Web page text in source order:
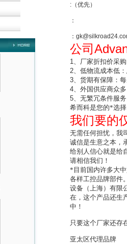
:（优先）
：
：
公司
1、厂家折扣价采
2、低物流成本低
3、货期有保障：
4、外国供应商众
5、无繁冗条件服
希而科是您的*选
我们要的
无需任何担忧，我
诚信是生意之本，
给别人信心就是给
请相信我们！
*目前国内许多大
各样工控品牌部件
设备（上海）有限
在，这个产品还生
中！
只要这个厂家还存
亚太区代理品牌